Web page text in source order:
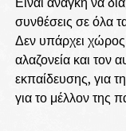
συνθέσεις σε όλα
Δεν υπάρχει χώρος
αλαζονεία και τον
εκπαίδευσης, για
για το μέλλον της